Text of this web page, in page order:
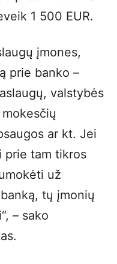
1 500 EUR.
įmones,
prie banko –
valstybės
ar kt. Jei
prie tam tikros
už
tų įmonių
– sako